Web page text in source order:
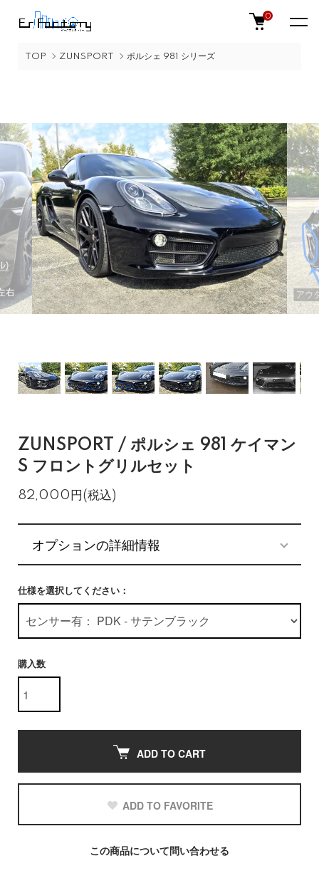
0
TOP ZUNSPORT ポルシェ 981 シリーズ
ZUNSPORT / ポルシェ 981 ケイマン
S フロントグリルセット
82,000円(税込)
オプションの詳細情報
仕様を選択してください：
購入数
ADD TO CART
ADD TO FAVORITE
この商品について問い合わせる